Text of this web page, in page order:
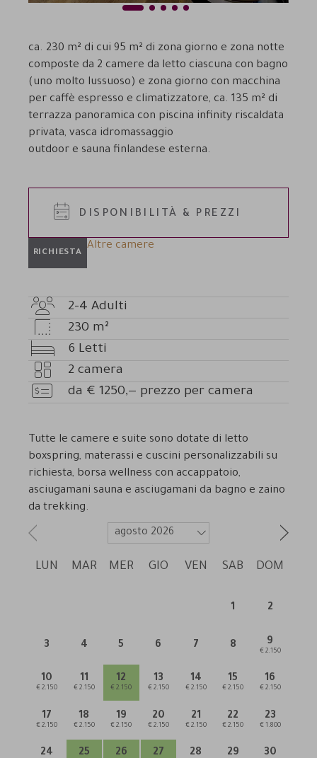
ca. 230 m² di cui 95 m² di zona giorno e zona notte
composte da 2 camere da letto ciascuna con bagno
(uno molto lussuoso) e zona giorno con macchina
per caffè espresso e climatizzatore, ca. 135 m² di
terrazza panoramica con piscina infinity riscaldata
privata, vasca idromassaggio
outdoor e sauna finlandese esterna.
RICHIESTA
DISPONIBILITÀ & PREZZI
Altre camere
Numero
adulti
2-4 Adulti
Dimensioni
camera
230 m²
Letti
6 Letti
Numero
camere
2 camera
Prezzo
da € 1250,— prezzo per camera
Tutte le camere e suite sono dotate di letto
boxspring, materassi e cuscini personalizzabili su
richiesta, borsa wellness con accappatoio,
asciugamani sauna e asciugamani da bagno e zaino
da trekking.